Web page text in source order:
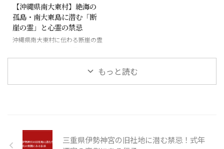
【沖縄県南大東村】絶海の
孤島・南大東島に潜む「断
崖の霊」と心霊の禁忌
沖縄県南大東村に伝わる断崖の霊
もっと読む
三重県伊勢神宮の旧社地に潜む禁忌！式年